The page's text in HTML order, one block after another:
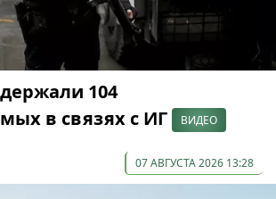
104
в связях с ИГ
ВИДЕО
07 АВГУСТА 2026 13:28